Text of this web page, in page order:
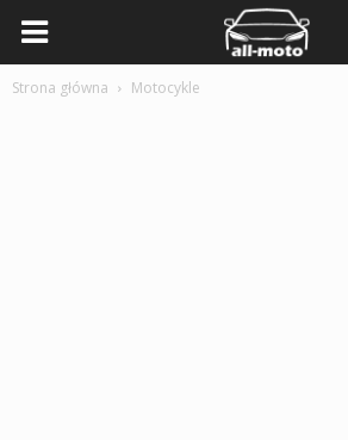
Strona główna Motocykle